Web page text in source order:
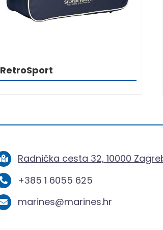
RetroSport
Radnička cesta 32, 10000
+385 1 6055 625
marines@marines.hr